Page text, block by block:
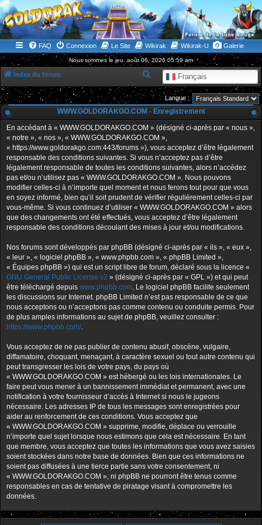
WWW.GOLDORAKGO.COM
le site de la Lune Rouge
FAQ Connexion Le Site Wikirak Wikirak-U Galerie
Nous sommes le jeu. août 06, 2026 05:59 am
Index du forum Français
e
c
h
e
c
h
e
r
Langue :
WWW.GOLDORAKGO.COM - Enregistrement
En accédant à « WWW.GOLDORAKGO.COM » (désigné ci-après par « nous »,
« notre », « nos », « WWW.GOLDORAKGO.COM »,
« https://www.goldorakgo.com:443/forums »), vous acceptez d’être légalement
responsable des conditions suivantes. Si vous n’acceptez pas d’être
légalement responsable de toutes les conditions suivantes, alors n’accédez
pas et/ou n’utilisez pas « WWW.GOLDORAKGO.COM ». Nous pouvons
modifier celles-ci à n’importe quel moment et nous ferons tout pour que vous
en soyez informé, bien qu’il soit prudent de vérifier régulièrement celles-ci par
vous-même. Si vous continuez d’utiliser « WWW.GOLDORAKGO.COM » alors
que des changements ont été effectués, vous acceptez d’être légalement
responsable des conditions découlant des mises à jour et/ou modifications.
Nos forums sont développés par phpBB (désigné ci-après par « ils », « eux »,
« leur », « logiciel phpBB », « www.phpbb.com », « phpBB Limited »,
« Équipes phpBB ») qui est un script libre de forum, déclaré sous la licence «
GNU General Public License v2 » (désigné ci-après par « GPL ») et qui peut
être téléchargé depuis www.phpbb.com. Le logiciel phpBB facilite seulement
les discussions sur Internet. phpBB Limited n’est pas responsable de ce que
nous acceptons ou n’acceptons pas comme contenu ou conduite permis. Pour
de plus amples informations au sujet de phpBB, veuillez consulter :
https://www.phpbb.com/.
Vous acceptez de ne pas publier de contenu abusif, obscène, vulgaire,
diffamatoire, choquant, menaçant, à caractère sexuel ou tout autre contenu qui
peut transgresser les lois de votre pays, du pays où
« WWW.GOLDORAKGO.COM » est hébergé ou les lois internationales. Le
faire peut vous mener à un bannissement immédiat et permanent, avec une
notification à votre fournisseur d’accès à Internet si nous le jugeons
nécessaire. Les adresses IP de tous les messages sont enregistrées pour
aider au renforcement de ces conditions. Vous acceptez que
« WWW.GOLDORAKGO.COM » supprime, modifie, déplace ou verrouille
n’importe quel sujet lorsque nous estimons que cela est nécessaire. En tant
que membre, vous acceptez que toutes les informations que vous avez saisies
soient stockées dans notre base de données. Bien que ces informations ne
soient pas diffusées à une tierce partie sans votre consentement, ni
« WWW.GOLDORAKGO.COM », ni phpBB ne pourront être tenus comme
responsables en cas de tentative de piratage visant à compromettre les
données.